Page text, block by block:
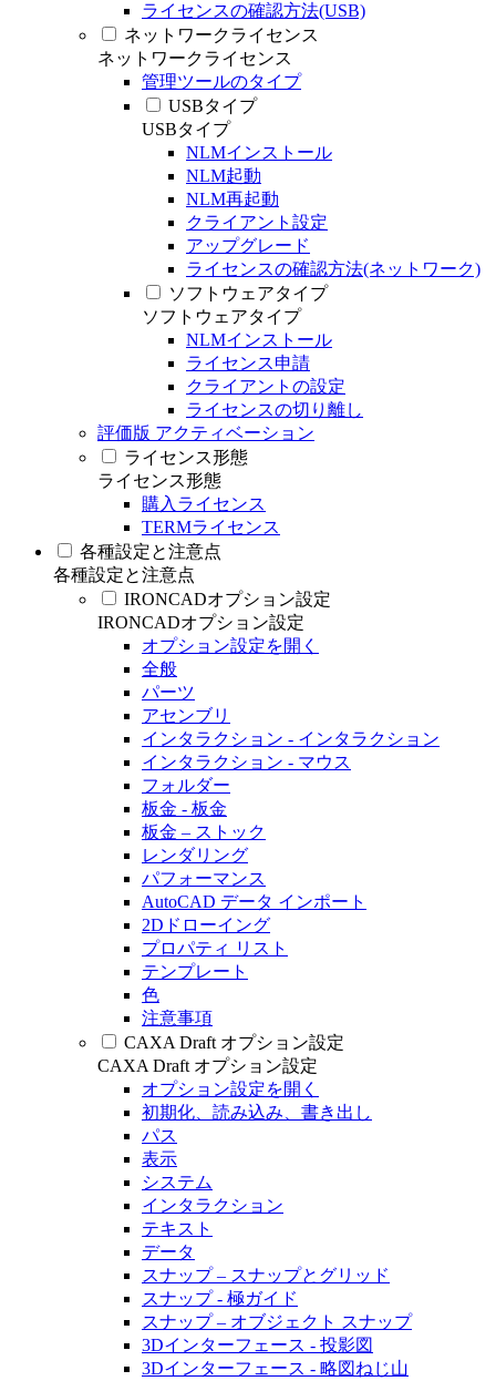
ライセンスの確認方法(USB)
ネットワークライセンス
ネットワークライセンス
管理ツールのタイプ
USBタイプ
USBタイプ
NLMインストール
NLM起動
NLM再起動
クライアント設定
アップグレード
ライセンスの確認方法(ネットワーク)
ソフトウェアタイプ
ソフトウェアタイプ
NLMインストール
ライセンス申請
クライアントの設定
ライセンスの切り離し
評価版 アクティベーション
ライセンス形態
ライセンス形態
購入ライセンス
TERMライセンス
各種設定と注意点
各種設定と注意点
IRONCADオプション設定
IRONCADオプション設定
オプション設定を開く
全般
パーツ
アセンブリ
インタラクション - インタラクション
インタラクション - マウス
フォルダー
板金 - 板金
板金 – ストック
レンダリング
パフォーマンス
AutoCAD データ インポート
2Dドローイング
プロパティ リスト
テンプレート
色
注意事項
CAXA Draft オプション設定
CAXA Draft オプション設定
オプション設定を開く
初期化、読み込み、書き出し
パス
表示
システム
インタラクション
テキスト
データ
スナップ – スナップとグリッド
スナップ - 極ガイド
スナップ – オブジェクト スナップ
3Dインターフェース - 投影図
3Dインターフェース - 略図ねじ山